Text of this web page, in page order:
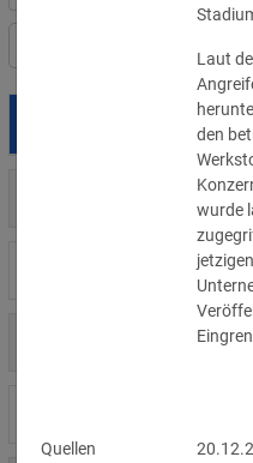
Laut
den
wurde
Quellen